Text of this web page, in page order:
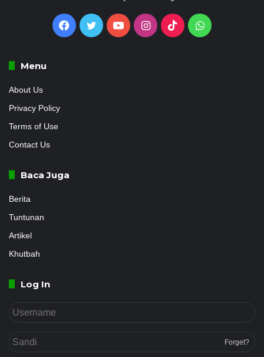
Facebook
Twitter YouTubeInstagram
TikTokWhatsApp
Menu
About Us
Privacy Policy
Terms of Use
Contact Us
Baca Juga
Berita
Tuntunan
Artikel
Khutbah
Log In
Forget?